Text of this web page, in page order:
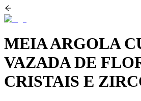
MEIA ARGOLA
VAZADA DE
CRISTAIS E